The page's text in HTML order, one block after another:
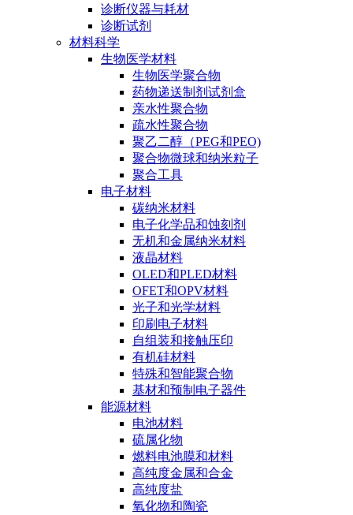
诊断仪器与耗材
诊断试剂
材料科学
生物医学材料
生物医学聚合物
药物递送制剂试剂盒
亲水性聚合物
疏水性聚合物
聚乙二醇（PEG和PEO)
聚合物微球和纳米粒子
聚合工具
电子材料
碳纳米材料
电子化学品和蚀刻剂
无机和金属纳米材料
液晶材料
OLED和PLED材料
OFET和OPV材料
光子和光学材料
印刷电子材料
自组装和接触压印
有机硅材料
特殊和智能聚合物
基材和预制电子器件
能源材料
电池材料
硫属化物
燃料电池膜和材料
高纯度金属和合金
高纯度盐
氧化物和陶瓷